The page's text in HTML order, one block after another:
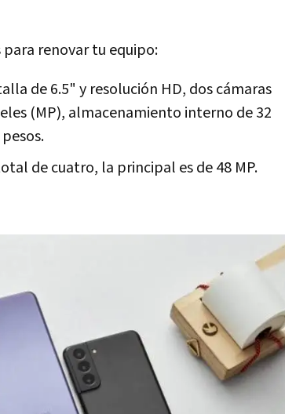
renovar tu equipo:
de 6.5" y resolución HD, dos cámaras
(MP), almacenamiento interno de 32
de cuatro, la principal es de 48 MP.